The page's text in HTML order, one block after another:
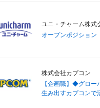
ユニ・チャーム株式
オープンポジション
株式会社カプコン
【企画職】◆グロー
生み出すカプコンで